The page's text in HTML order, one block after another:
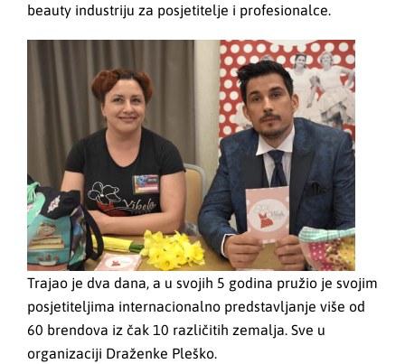
beauty industriju za posjetitelje i profesionalce.
Trajao je dva dana, a u svojih 5 godina pružio je svojim
posjetiteljima internacionalno predstavljanje više od
60 brendova iz čak 10 različitih zemalja. Sve u
organizaciji Draženke Pleško.